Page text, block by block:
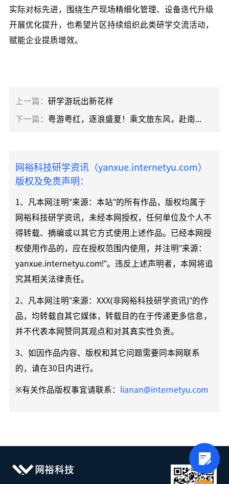
实际对标先进，围绕生产现场精细化管理、设备迭代升级
开展优化提升，也希望片区持续组织此类研学交流活动，
赋能企业提质增效。
上一篇： 研学游玩出新花样
下一篇：
粤游粤红，逐浪盛夏！乘文旅东风，赴南粤开展红色研学
网裕科技研学资讯（yanxue.internetyu.com）
版权及免责声明：
1、凡本网注明"来源：本站"的所有作品，版权均属于
网裕科技研学资讯，未经本网授权，任何单位及个人不
得转载、摘编或以其它方式使用上述作品。已经本网授
权使用作品的，应在授权范围内使用，并注明"来源：
yanxue.internetyu.com!"。违反上述声明者，本网将追
究其相关法律责任。
2、凡本网注明"来源：XXX(非网裕科技研学资讯)"的作
品，均转载自其它媒体，转载目的在于传递更多信息，
并不代表本网赞同其观点和对其真实性负责。
3、如因作品内容、版权和其它问题需要同本网联系
的，请在30日内进行。
※有关作品版权事宜请联系： lianan@internetyu.com